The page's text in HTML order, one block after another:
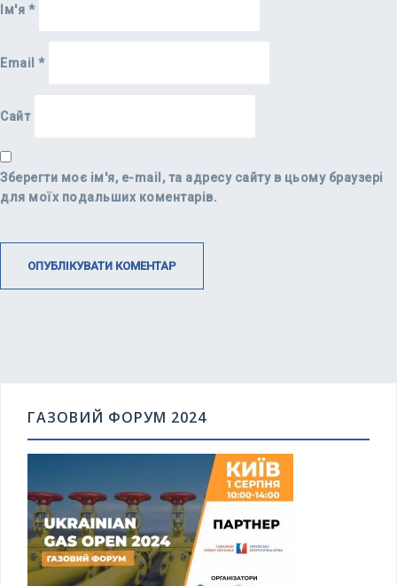
Ім'я *
Email *
Сайт
Зберегти моє ім'я, e-mail, та адресу сайту в цьому браузері
для моїх подальших коментарів.
ГАЗОВИЙ ФОРУМ 2024